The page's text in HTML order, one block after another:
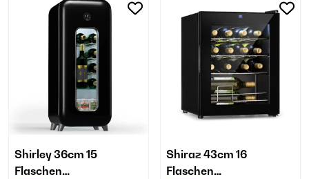
Shirley 36cm 15
Flaschen
Shiraz 43cm 16
Flaschen